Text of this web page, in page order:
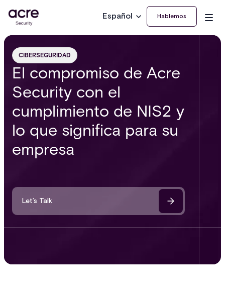
Español Hablemos
CIBERSEGURIDAD
El compromiso de Acre
Security con el
cumplimiento de NIS2 y
lo que significa para su
empresa
Let’s Talk